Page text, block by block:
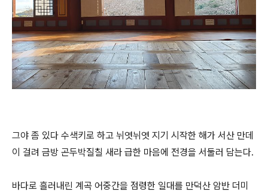
그야 좀 있다 수색키로 하고 뉘엿뉘엿 지기 시작한 해가 서산 만데
이 걸려 금방 곤두박질칠 새라 급한 마음에 전경을 서둘러 담는다.
바다로 흘러내린 계곡 어중간을 점령한 일대를 만덕산 암반 더미